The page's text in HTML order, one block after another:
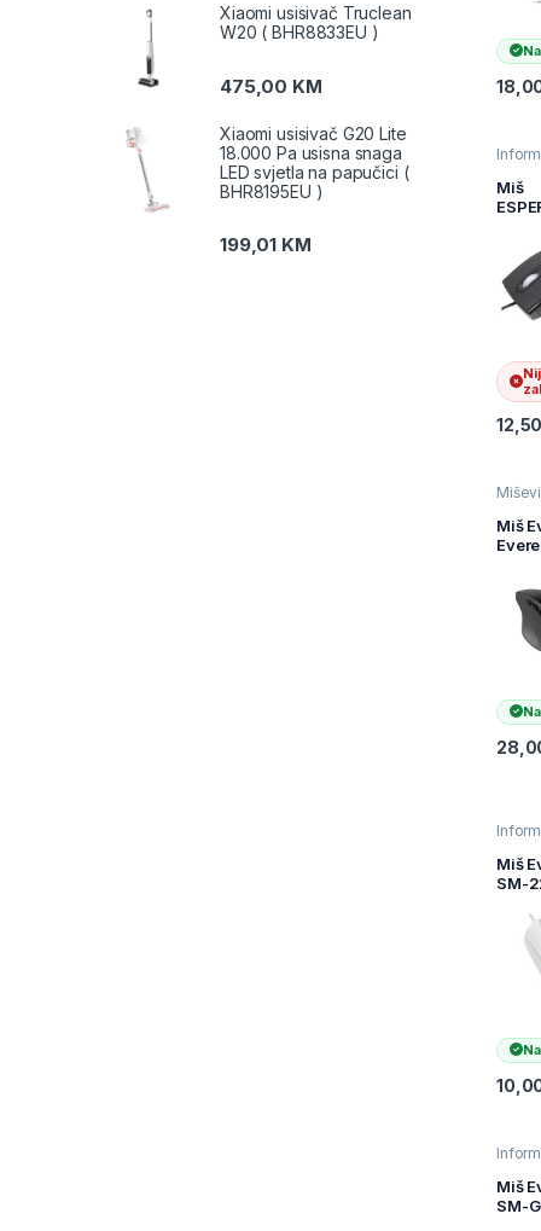
Miš
12,50
Miševi
Miš
2in1
and
42267
Miš
SM-
Miš
SM-
Xiaomi usisivač Truclean
W20 ( BHR8833EU )
475,00 KM
Xiaomi usisivač G20 Lite
18.000 Pa usisna snaga
LED svjetla na papučici (
BHR8195EU )
199,01 KM